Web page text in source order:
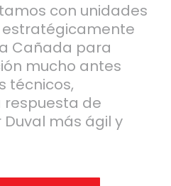
con unidades
Cañada para
mucho antes
técnicos,
de
más ágil y